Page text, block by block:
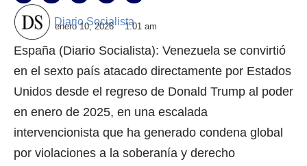
Diario Socialista
enero 10, 2026 1:01 am
España (Diario Socialista): Venezuela se convirtió
en el sexto país atacado directamente por Estados
Unidos desde el regreso de Donald Trump al poder
en enero de 2025, en una escalada
intervencionista que ha generado condena global
por violaciones a la soberanía y derecho